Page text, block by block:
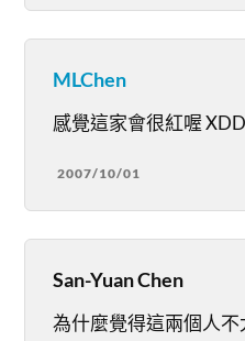
MLChen
感覺這家會很紅喔 XDD
2007/10/01
San-Yuan Chen
為什麼覺得這兩個人